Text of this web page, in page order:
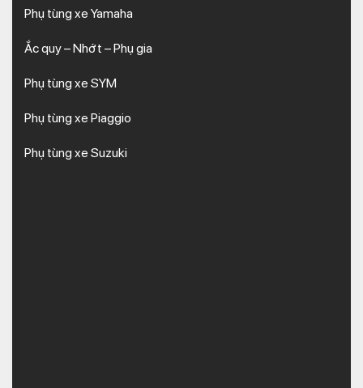
Phụ tùng xe Yamaha
Ắc quy – Nhớt – Phụ gia
Phụ tùng xe SYM
Phụ tùng xe Piaggio
Phụ tùng xe Suzuki